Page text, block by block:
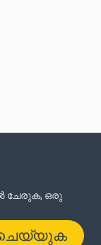
ചേരുക, ഒരു